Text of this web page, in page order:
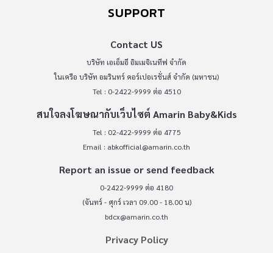
SUPPORT
Contact US
บริษัท เอเอ็มอี อิมเมจิเนทีฟ จำกัด
ในเครือ บริษัท อมรินทร์ คอร์เปอเรชั่นส์ จำกัด (มหาชน)
Tel : 0-2422-9999 ต่อ 4510
สนใจลงโฆษณากับเว็บไซต์ Amarin Baby&Kids
Tel : 02-422-9999 ต่อ 4775
Email : abkofficial@amarin.co.th
Report an issue or send feedback
0-2422-9999 ต่อ 4180
(จันทร์ - ศุกร์ เวลา 09.00 - 18.00 น)
bdcx@amarin.co.th
Privacy Policy